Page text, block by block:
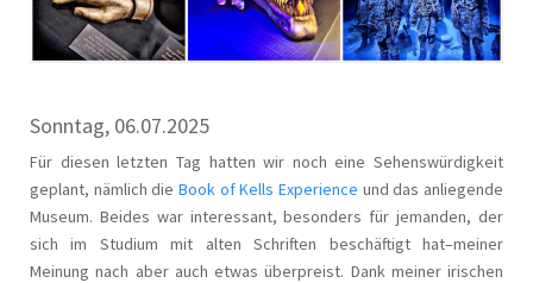
Sonntag, 06.07.2025
Für diesen letzten Tag hatten wir noch eine Sehenswürdigkeit
geplant, nämlich die Book of Kells Experience und das anliegende
Museum. Beides war interessant, besonders für jemanden, der
sich im Studium mit alten Schriften beschäftigt hat–meiner
Meinung nach aber auch etwas überpreist. Dank meiner irischen